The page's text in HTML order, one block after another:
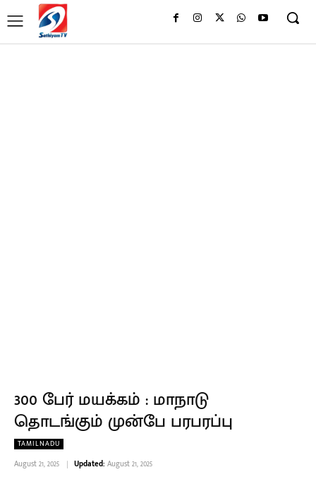
300 பேர் மயக்கம் : மாநாடு
தொடங்கும் முன்பே பரபரப்பு
TAMILNADU
August 21, 2025 Updated: August 21, 2025